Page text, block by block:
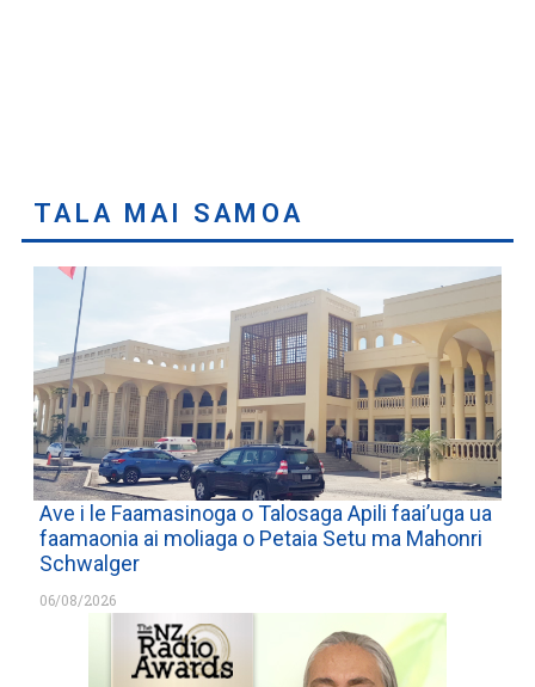
TALA MAI SAMOA
Ave i le Faamasinoga o Talosaga Apili faai’uga ua
faamaonia ai moliaga o Petaia Setu ma Mahonri
Schwalger
06/08/2026